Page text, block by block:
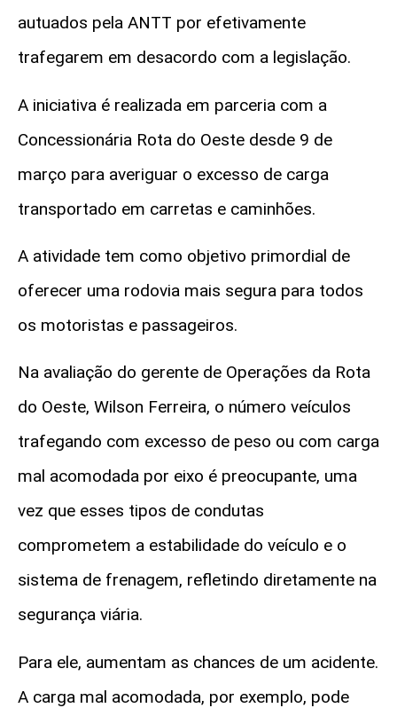
autuados pela ANTT por efetivamente
trafegarem em desacordo com a legislação.
A iniciativa é realizada em parceria com a
Concessionária Rota do Oeste desde 9 de
março para averiguar o excesso de carga
transportado em carretas e caminhões.
A atividade tem como objetivo primordial de
oferecer uma rodovia mais segura para todos
os motoristas e passageiros.
Na avaliação do gerente de Operações da Rota
do Oeste, Wilson Ferreira, o número veículos
trafegando com excesso de peso ou com carga
mal acomodada por eixo é preocupante, uma
vez que esses tipos de condutas
comprometem a estabilidade do veículo e o
sistema de frenagem, refletindo diretamente na
segurança viária.
Para ele, aumentam as chances de um acidente.
A carga mal acomodada, por exemplo, pode